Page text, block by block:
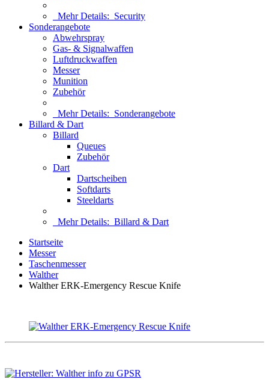
Mehr Details: Security
Sonderangebote
Abwehrspray
Gas- & Signalwaffen
Luftdruckwaffen
Messer
Munition
Zubehör
Mehr Details: Sonderangebote
Billard & Dart
Billard
Queues
Zubehör
Dart
Dartscheiben
Softdarts
Steeldarts
Mehr Details: Billard & Dart
Startseite
Messer
Taschenmesser
Walther
Walther ERK-Emergency Rescue Knife